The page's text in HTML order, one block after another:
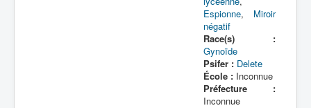
Espionne, Miroir
négatif
Race(s) :
Gynoïde
Psifer : Delete
École :Inconnue
Préfecture :
Inconnue